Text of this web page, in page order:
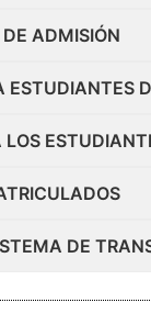
DE ADMISIÓN
ESTUDIANTES
LOS
DE